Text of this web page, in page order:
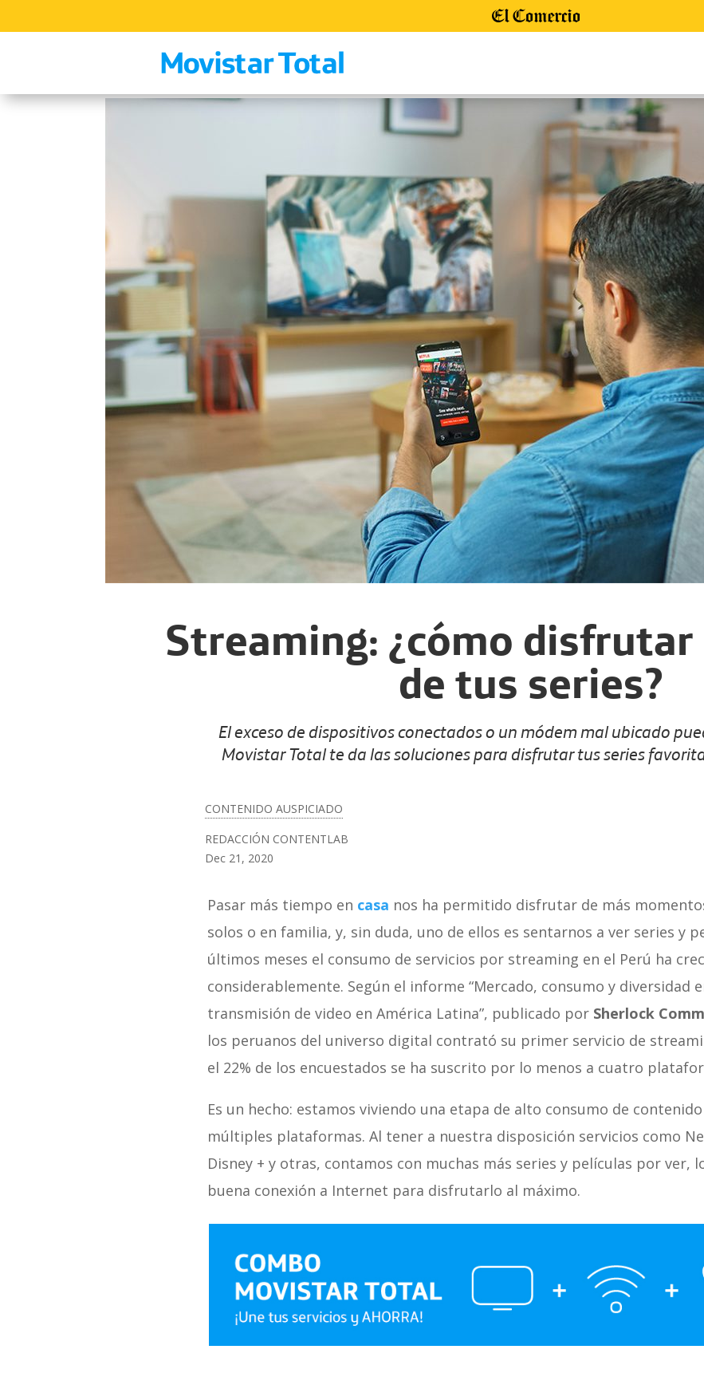
Streaming: ¿cómo
de tus series?
El exceso de dispositivos conectados o un módem mal ubicado
Movistar Total te da las soluciones para disfrutar tus series
CONTENIDO AUSPICIADO
REDACCIÓN CONTENTLAB
Dec 21, 2020
Pasar más tiempo en casa nos ha permitido disfrutar de más
solos o en familia, y, sin duda, uno de ellos es sentarnos a ver series y
últimos meses el consumo de servicios por streaming en el Perú ha
considerablemente. Según el informe “Mercado, consumo y diversidad
transmisión de video en América Latina”, publicado por Sherlock
los peruanos del universo digital contrató su primer servicio de
el 22% de los encuestados se ha suscrito por lo menos a cuatro
Es un hecho: estamos viviendo una etapa de alto consumo de
múltiples plataformas. Al tener a nuestra disposición servicios como
Disney + y otras, contamos con muchas más series y películas por ver,
buena conexión a Internet para disfrutarlo al máximo.